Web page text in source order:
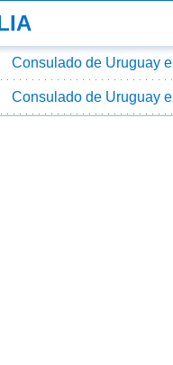
Consulado de Uruguay
Consulado de Uruguay